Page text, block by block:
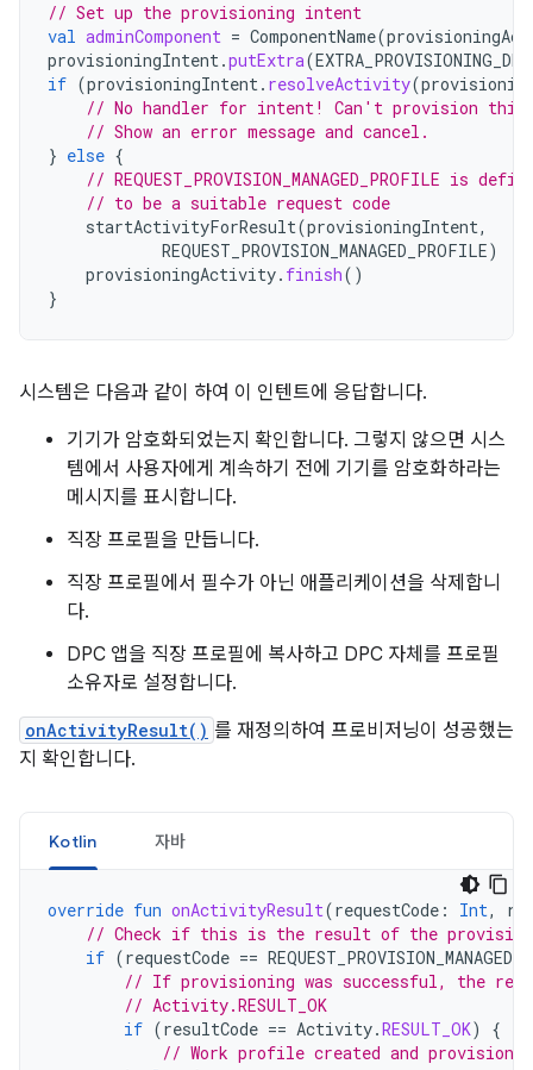
// Set up the provisioning intent
val adminComponent = ComponentName(
provisioningIntent.putExtra(
if (provisioningIntent. resolveActivity(
// No handler for intent! Can't provision this
// Show an error message and cancel.
} else {
// REQUEST_PROVISION_MANAGED_PROFILE is
// to be a suitable request code
startActivityForResult(provisioningIntent,
REQUEST_PROVISION_MANAGED_PROFILE)
provisioningActivity. finish()
}
시스템은 다음과 같이 하여 이 인텐트에 응답합니다.
기기가 암호화되었는지 확인합니다. 그렇지 않으면 시스
템에서 사용자에게 계속하기 전에 기기를 암호화하라는
메시지를 표시합니다.
직장 프로필을 만듭니다.
직장 프로필에서 필수가 아닌 애플리케이션을 삭제합니
다.
DPC 앱을 직장 프로필에 복사하고 DPC 자체를 프로필
소유자로 설정합니다.
onActivityResult() 를 재정의하여 프로비저닝이 성공했는
지 확인합니다.
Kotlin 자바
override fun onActivityResult(requestCode : Int,
// Check if this is the result of the
if (requestCode ==
// If provisioning was successful, the
// Activity.RESULT_OK
if (resultCode == Activity.RESULT_OK)
{
// Work profile created and